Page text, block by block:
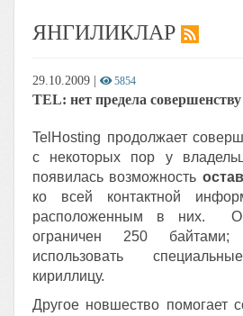
ЯНГИЛИКЛАР
29.10.2009 5854
TEL: нет предела совершенству
TelHosting продолжает
с некоторых пор у
появилась возможность
ко всей контактной
расположенным в них.
ограничен 250
использовать
кириллицу.
Другое новшество помогает